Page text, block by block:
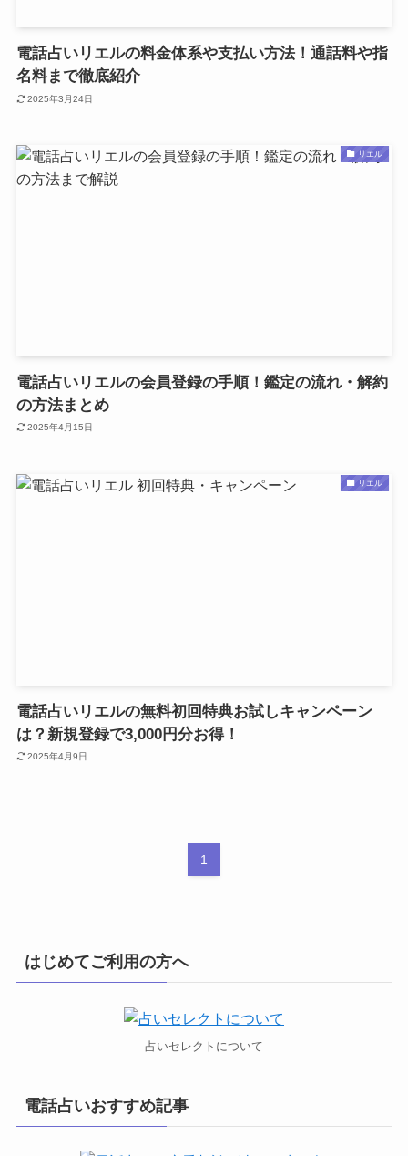
電話占いリエルの料金体系や支払い方法！通話料や指
名料まで徹底紹介
2025年3月24日
リエル
電話占いリエルの会員登録の手順！鑑定の流れ・解約
の方法まとめ
2025年4月15日
リエル
電話占いリエルの無料初回特典お試しキャンペーン
は？新規登録で3,000円分お得！
2025年4月9日
1
はじめてご利用の方へ
占いセレクトについて
電話占いおすすめ記事